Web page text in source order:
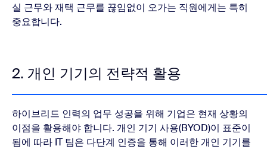
실 근무와 재택 근무를 끊임없이 오가는 직원에게는 특히
중요합니다.
2. 개인 기기의 전략적 활용
하이브리드 인력의 업무 성공을 위해 기업은 현재 상황의
이점을 활용해야 합니다. 개인 기기 사용(BYOD)이 표준이
됨에 따라 IT 팀은 다단계 인증을 통해 이러한 개인 기기를